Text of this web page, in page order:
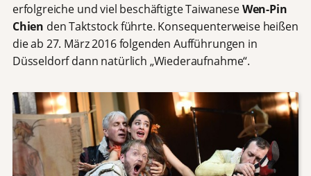
erfolgreiche und viel beschäftigte TaiwaneseWen-Pin
Chien den Taktstock führte. Konsequenterweise heißen
die ab 27. März 2016 folgenden Aufführungen in
Düsseldorf dann natürlich „Wiederaufnahme“.